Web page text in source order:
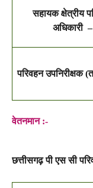
सहायक क्षेत्रीय
अधिकारी –
परिवहन उपनिरीक्षक
वेतनमान :-
छत्तीसगढ़ पी एस सी